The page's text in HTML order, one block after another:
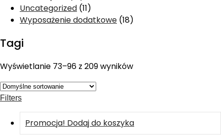
Uncategorized (11)
Wyposażenie dodatkowe (18)
Tagi
Wyświetlanie 73–96 z 209 wyników
Filters
Promocja! Dodaj do koszyka